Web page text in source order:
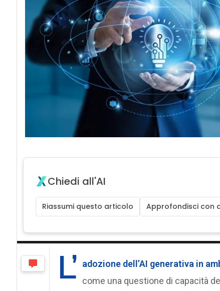
Chiedi all'AI
Riassumi questo articolo Approfondisci con
L’ adozione dell’AI generativa in
come una questione di capacità